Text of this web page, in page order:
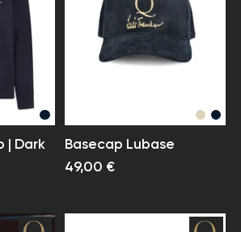
| Dark
Basecap Lubase
49,00 €